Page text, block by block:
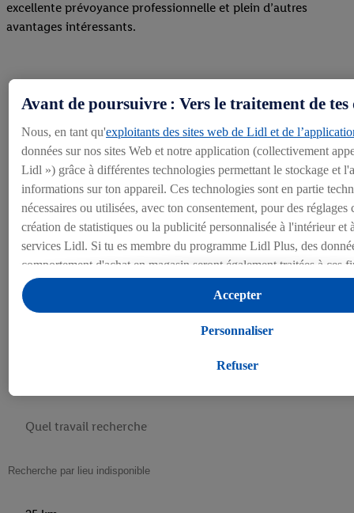
excellente prévoyance professionnelle et plein d’autres
avantages intéressants.
Avantages
LOREM IPSUM DOLOR SIT AMET
Prévoyance
Le salaire est assuré LPP dès le premier franc ; il n’y a pas de
Avant de poursuivre : Vers le traitement de tes
Nous, en tant qu'exploitants des sites web de Lidl et de
données sur nos sites Web et notre application (collectivement
Lidl ») grâce à différentes technologies permettant le stockage et
informations sur ton appareil. Ces technologies sont en partie
nécessaires ou utilisées, avec ton consentement, pour des réglages
création de statistiques ou la publicité personnalisée à l'intérieur et
services Lidl. Si tu es membre du programme Lidl Plus, des
comportement d'achat en magasin seront également traitées à ces
Sous « Personnaliser », tu peux autoriser certaines finalités
d'informations sur le traitement des données.
traitements pour l’ensemble des finalités mentionnées ci-dessus.
droit de révoquer ton consentement à tout moment avec effet pour
Refuser
Personnaliser
Accepter